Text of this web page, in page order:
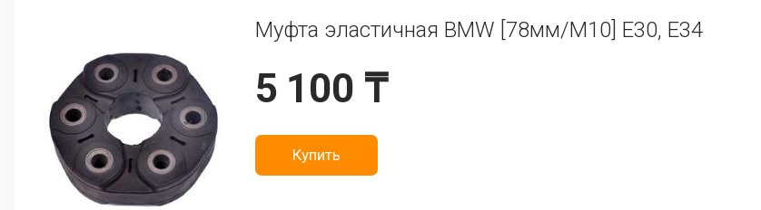
Муфта эластичная BMW [78мм/M10] E30, E34
5 100 ₸
Купить